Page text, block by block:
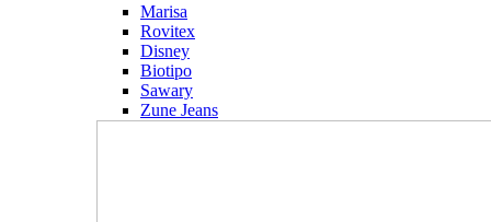
Marisa
Rovitex
Disney
Biotipo
Sawary
Zune Jeans